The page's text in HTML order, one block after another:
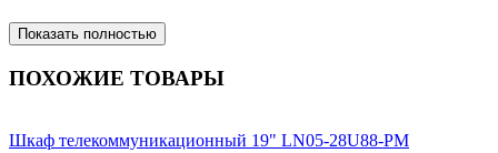
Показать полностью
ПОХОЖИЕ ТОВАРЫ
Шкаф телекоммуникационный 19" LN05-28U88-PM